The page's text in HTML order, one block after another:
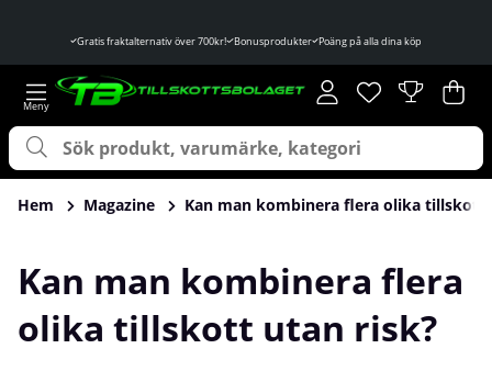
Gratis fraktalternativ över 700kr! Bonusprodukter Poäng på alla dina köp
Önskelista
Antal i
. .
Hem Magazine Kan man kombinera flera olika tillskott
Kan man kombinera flera
olika tillskott utan risk?